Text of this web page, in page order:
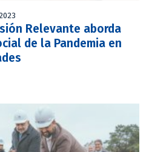
Relevante aborda
de la Pandemia en